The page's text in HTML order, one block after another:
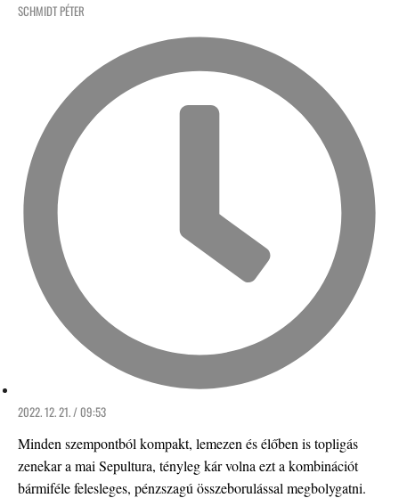
SCHMIDT PÉTER
2022. 12. 21. / 09:53
Minden szempontból kompakt, lemezen és élőben is topligás
zenekar a mai Sepultura, tényleg kár volna ezt a kombinációt
bármiféle felesleges, pénzszagú összeborulással megbolygatni.